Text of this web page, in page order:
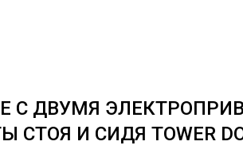
С ДВУМЯ
СТОЯ И СИДЯ TOWER